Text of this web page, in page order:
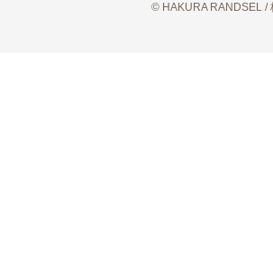
© HAKURA RANDSEL /